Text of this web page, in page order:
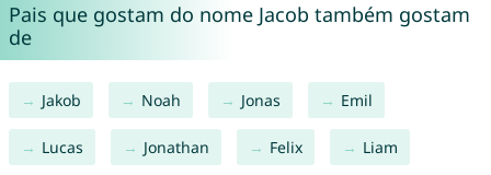
Pais que gostam do nome Jacob também gostam
de
Jakob Noah Jonas Emil
Lucas Jonathan Felix Liam